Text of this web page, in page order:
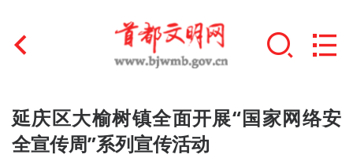
首页
文明创建
延庆区大榆树镇全面开展“国家网络安
全宣传周”系列宣传活动